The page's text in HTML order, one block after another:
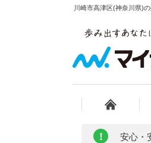
川崎市高津区(神奈川県)
! 安心・